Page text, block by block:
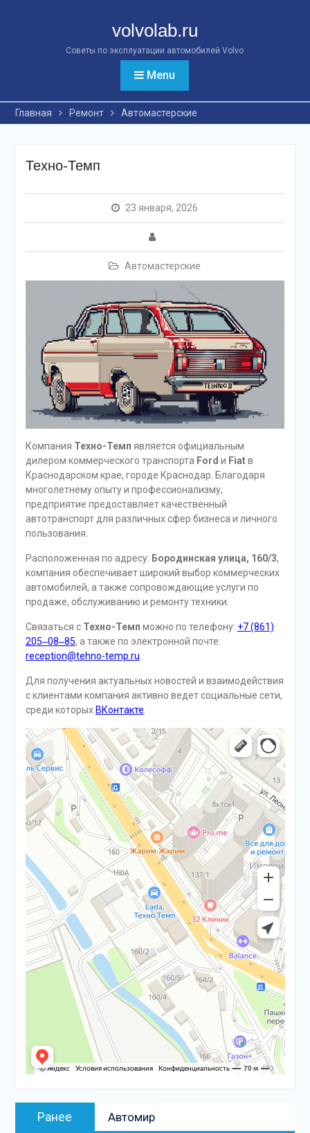
volvolab.ru
Советы по эксплуатации автомобилей Volvo
Menu
Главная Ремонт Автомастерские
Техно-Темп
23 января, 2026
Автомастерские
Компания Техно-Темп является официальным
дилером коммерческого транспорта Ford и Fiatв
Краснодарском крае, городе Краснодар. Благодаря
многолетнему опыту и профессионализму,
предприятие предоставляет качественный
автотранспорт для различных сфер бизнеса и личного
пользования.
Расположенная по адресу: Бородинская улица, 160/3,
компания обеспечивает широкий выбор коммерческих
автомобилей, а также сопровождающие услуги по
продаже, обслуживанию и ремонту техники.
Связаться с Техно-Темп можно по телефону: +7 (861)
205‒08‒85, а также по электронной почте:
reception@tehno-temp.ru.
Для получения актуальных новостей и взаимодействия
с клиентами компания активно ведет социальные сети,
среди которых ВКонтакте.
Навигация
Ранее
Предыдущая
запись:
Автомир